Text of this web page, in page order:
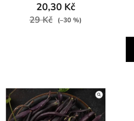
20,30 Kč
29 Kč (–30 %)